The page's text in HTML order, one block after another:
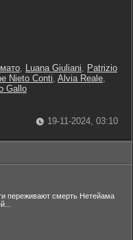
, Luana Giuliani, Patrizio
Nieto Conti, Alvia Reale,
Gallo
19-11-2024, 03:10
переживают смерть Нетейама